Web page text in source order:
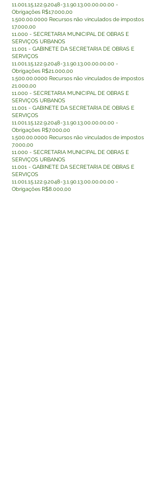
11.001.15.122.9.2048-3.1.90.13.00.00.00.00 -
Obrigações R$17.000,00
1.500.00.0000 Recursos não vinculados de impostos
17.000,00
11.000 - SECRETARIA MUNICIPAL DE OBRAS E
SERVIÇOS URBANOS
11.001 - GABINETE DA SECRETARIA DE OBRAS E
SERVIÇOS
11.001.15.122.9.2048-3.1.90.13.00.00.00.00 -
Obrigações R$21.000,00
1.500.00.0000 Recursos não vinculados de impostos
21.000,00
11.000 - SECRETARIA MUNICIPAL DE OBRAS E
SERVIÇOS URBANOS
11.001 - GABINETE DA SECRETARIA DE OBRAS E
SERVIÇOS
11.001.15.122.9.2048-3.1.90.13.00.00.00.00 -
Obrigações R$7.000,00
1.500.00.0000 Recursos não vinculados de impostos
7.000,00
11.000 - SECRETARIA MUNICIPAL DE OBRAS E
SERVIÇOS URBANOS
11.001 - GABINETE DA SECRETARIA DE OBRAS E
SERVIÇOS
11.001.15.122.9.2048-3.1.90.13.00.00.00.00 -
Obrigações R$8.000,00